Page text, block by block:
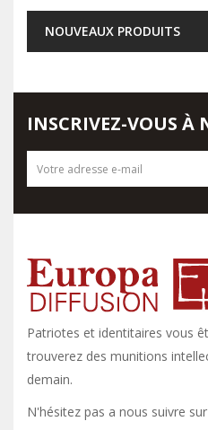
NOUVEAUX PRODUITS
Patriotes et identitaires vous
trouverez des munitions
demain.
N'hésitez pas a nous suivre